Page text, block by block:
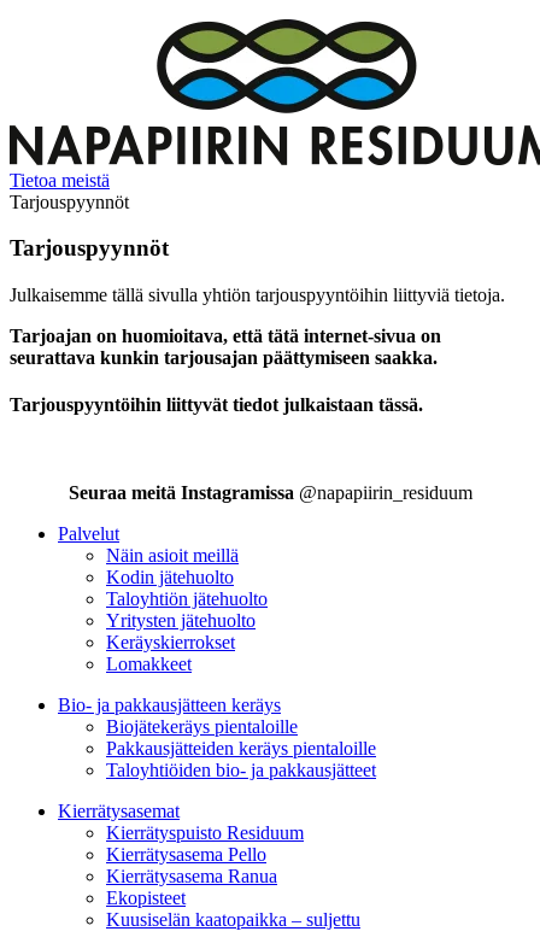
Tietoa meistä
Tarjouspyynnöt
Tarjouspyynnöt
Julkaisemme tällä sivulla yhtiön tarjouspyyntöihin liittyviä tietoja.
Tarjoajan on huomioitava, että tätä internet-sivua on
seurattava kunkin tarjousajan päättymiseen saakka.
Tarjouspyyntöihin liittyvät tiedot julkaistaan tässä.
Seuraa meitä Instagramissa@napapiirin_residuum
Palvelut
Näin asioit meillä
Kodin jätehuolto
Taloyhtiön jätehuolto
Yritysten jätehuolto
Keräyskierrokset
Lomakkeet
Bio- ja pakkausjätteen keräys
Biojätekeräys pientaloille
Pakkausjätteiden keräys pientaloille
Taloyhtiöiden bio- ja pakkausjätteet
Kierrätysasemat
Kierrätyspuisto Residuum
Kierrätysasema Pello
Kierrätysasema Ranua
Ekopisteet
Kuusiselän kaatopaikka – suljettu